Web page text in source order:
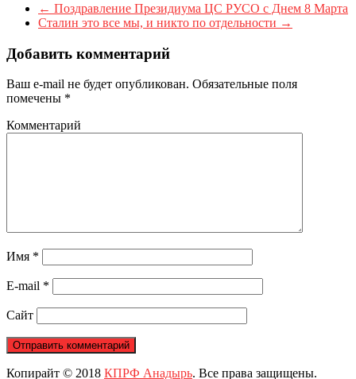
← Поздравление Президиума ЦС РУСО с Днем 8 Марта
Сталин это все мы, и никто по отдельности →
Добавить комментарий
Ваш e-mail не будет опубликован. Обязательные поля
помечены *
Комментарий
Имя *
E-mail *
Сайт
Копирайт © 2018 КПРФ Анадырь. Все права защищены.